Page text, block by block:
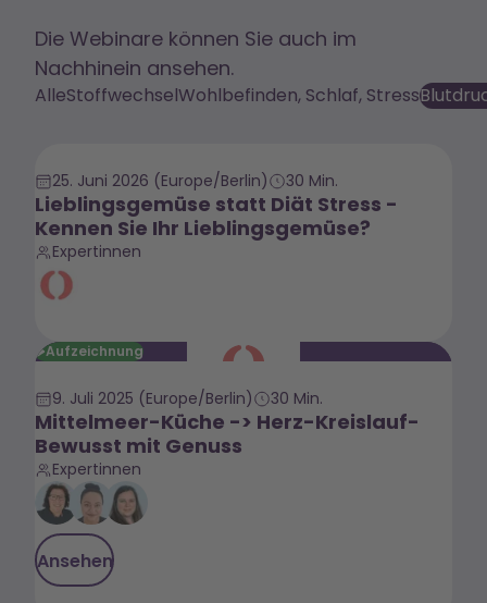
Die Webinare können Sie auch im
Nachhinein ansehen.
AlleStoffwechselWohlbefinden, Schlaf, Stress
25. Juni 2026 (Europe/Berlin) 30 Min.
Lieblingsgemüse statt Diät Stress -
Kennen Sie Ihr Lieblingsgemüse?
Expertinnen
Aufzeichnung
9. Juli 2025 (Europe/Berlin) 30 Min.
Mittelmeer-Küche -> Herz-Kreislauf-
Bewusst mit Genuss
Expertinnen
Ansehen